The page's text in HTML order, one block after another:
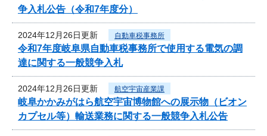
争入札公告（令和7年度分）
2024年12月26日更新 自動車税事務所
令和7年度岐阜県自動車税事務所で使用する電気の調
達に関する一般競争入札
2024年12月26日更新 航空宇宙産業課
岐阜かかみがはら航空宇宙博物館への展示物（ビオン
カプセル等）輸送業務に関する一般競争入札公告